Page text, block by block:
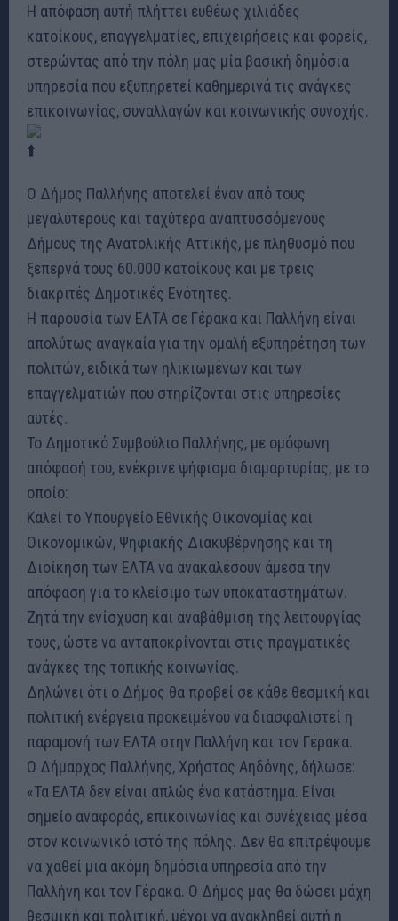
Η απόφαση αυτή πλήττει ευθέως χιλιάδες
κατοίκους, επαγγελματίες, επιχειρήσεις και φορείς,
στερώντας από την πόλη μας μία βασική δημόσια
υπηρεσία που εξυπηρετεί καθημερινά τις ανάγκες
επικοινωνίας, συναλλαγών και κοινωνικής συνοχής.
Ο Δήμος Παλλήνης αποτελεί έναν από τους
μεγαλύτερους και ταχύτερα αναπτυσσόμενους
Δήμους της Ανατολικής Αττικής, με πληθυσμό που
ξεπερνά τους 60.000 κατοίκους και με τρεις
διακριτές Δημοτικές Ενότητες.
Η παρουσία των ΕΛΤΑ σε Γέρακα και Παλλήνη είναι
απολύτως αναγκαία για την ομαλή εξυπηρέτηση των
πολιτών, ειδικά των ηλικιωμένων και των
επαγγελματιών που στηρίζονται στις υπηρεσίες
αυτές.
Το Δημοτικό Συμβούλιο Παλλήνης, με ομόφωνη
απόφασή του, ενέκρινε ψήφισμα διαμαρτυρίας, με το
οποίο:
Καλεί το Υπουργείο Εθνικής Οικονομίας και
Οικονομικών, Ψηφιακής Διακυβέρνησης και τη
Διοίκηση των ΕΛΤΑ να ανακαλέσουν άμεσα την
απόφαση για το κλείσιμο των υποκαταστημάτων.
Ζητά την ενίσχυση και αναβάθμιση της λειτουργίας
τους, ώστε να ανταποκρίνονται στις πραγματικές
ανάγκες της τοπικής κοινωνίας.
Δηλώνει ότι ο Δήμος θα προβεί σε κάθε θεσμική και
πολιτική ενέργεια προκειμένου να διασφαλιστεί η
παραμονή των ΕΛΤΑ στην Παλλήνη και τον Γέρακα.
Ο Δήμαρχος Παλλήνης, Χρήστος Αηδόνης, δήλωσε:
«Τα ΕΛΤΑ δεν είναι απλώς ένα κατάστημα. Είναι
σημείο αναφοράς, επικοινωνίας και συνέχειας μέσα
στον κοινωνικό ιστό της πόλης. Δεν θα επιτρέψουμε
να χαθεί μια ακόμη δημόσια υπηρεσία από την
Παλλήνη και τον Γέρακα. Ο Δήμος μας θα δώσει μάχη
θεσμική και πολιτική, μέχρι να ανακληθεί αυτή η